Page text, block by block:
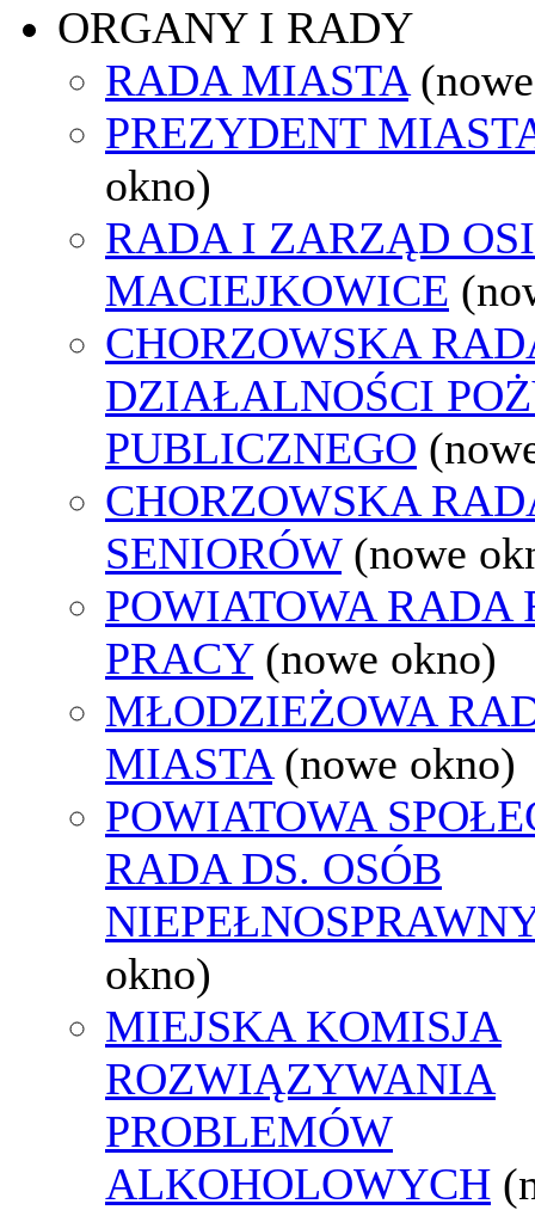
ORGANY I RADY
RADA MIASTA
PREZYDENT
okno)
RADA I ZARZĄD
MACIEJKOWICE
CHORZOWSKA
DZIAŁALNOŚCI
PUBLICZNEGO
CHORZOWSKA
SENIORÓW (nowe
POWIATOWA RADA
PRACY (nowe okno)
MŁODZIEŻOWA
MIASTA (nowe okno)
POWIATOWA
RADA DS. OSÓB
okno)
MIEJSKA KOMISJA
ROZWIĄZYWANIA
PROBLEMÓW
ALKOHOLOWYCH